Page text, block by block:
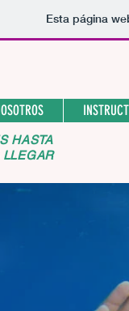
Esta página
HASTA